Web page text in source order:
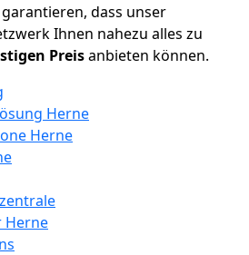
dass unser
Ihnen nahezu alles zu
Preisanbieten können.
Herne
Herne
Herne